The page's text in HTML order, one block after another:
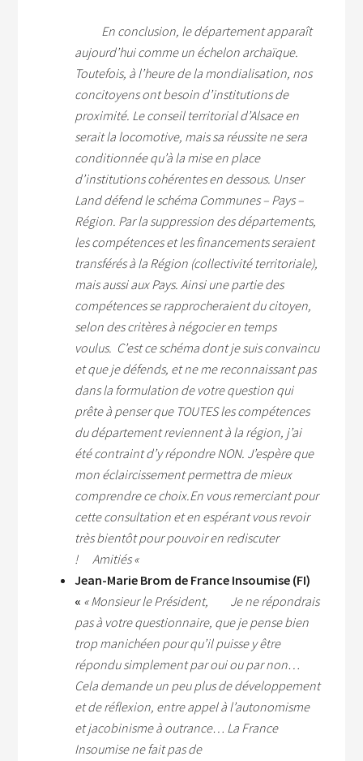
En conclusion, le département apparaît
aujourd’hui comme un échelon archaïque.
Toutefois, à l’heure de la mondialisation, nos
concitoyens ont besoin d’institutions de
proximité. Le conseil territorial d’Alsace en
serait la locomotive, mais sa réussite ne sera
conditionnée qu’à la mise en place
d’institutions cohérentes en dessous. Unser
Land défend le schéma Communes – Pays –
Région. Par la suppression des départements,
les compétences et les financements seraient
transférés à la Région (collectivité territoriale),
mais aussi aux Pays. Ainsi une partie des
compétences se rapprocheraient du citoyen,
selon des critères à négocier en temps
voulus. C’est ce schéma dont je suis convaincu
et que je défends, et ne me reconnaissant pas
dans la formulation de votre question qui
prête à penser que TOUTES les compétences
du département reviennent à la région, j’ai
été contraint d’y répondre NON. J’espère que
mon éclaircissement permettra de mieux
comprendre ce choix.En vous remerciant pour
cette consultation et en espérant vous revoir
très bientôt pour pouvoir en rediscuter
!
Amitiés «
Jean-Marie Brom de France Insoumise (FI)
« « Monsieur le Président, Je ne répondrais
pas à votre questionnaire, que je pense bien
trop manichéen pour qu’il puisse y être
répondu simplement par oui ou par non…
Cela demande un peu plus de développement
et de réflexion, entre appel à l’autonomisme
et jacobinisme à outrance… La France
Insoumise ne fait pas de